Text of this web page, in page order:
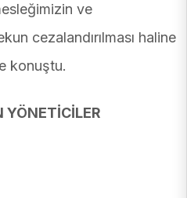
ve
cezalandırılması haline
konuştu.
YÖNETİCİLER